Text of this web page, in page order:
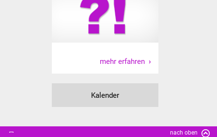
Industriekultur
Lebenslagen
Sommerwochen für
Seniorenwohn- und
mehr erfahren
Kalender
nach oben